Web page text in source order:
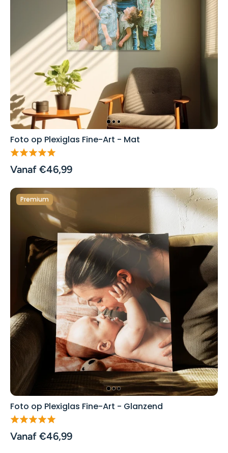
Foto op Plexiglas Fine-Art - Mat
Vanaf €46,99
Premium
Foto op Plexiglas Fine-Art - Glanzend
Vanaf €46,99